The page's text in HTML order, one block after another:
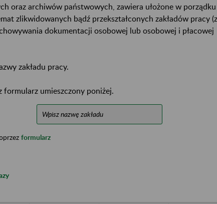
oraz archiwów państwowych, zawiera ułożone w porządku
zlikwidowanych bądź przekształconych zakładów pracy
dokumentacji osobowej lub osobowej i płacowej
zakładu pracy.
formularz umieszczony poniżej.
formularz